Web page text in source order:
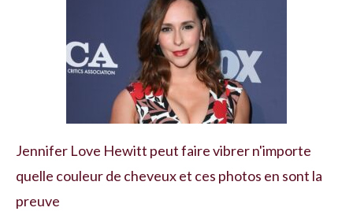
Jennifer Love Hewitt peut faire vibrer n'importe
quelle couleur de cheveux et ces photos en sont la
preuve